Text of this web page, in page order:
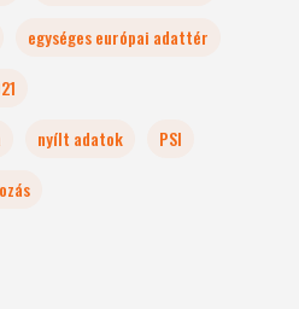
egységes európai adattér
nyílt adatok
PSI